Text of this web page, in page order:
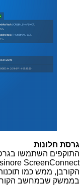
גרסת חלונות
התוקפים השתמשו
ScreenConnect
הקורבן, ממש כמו
בממשק שבמחשב